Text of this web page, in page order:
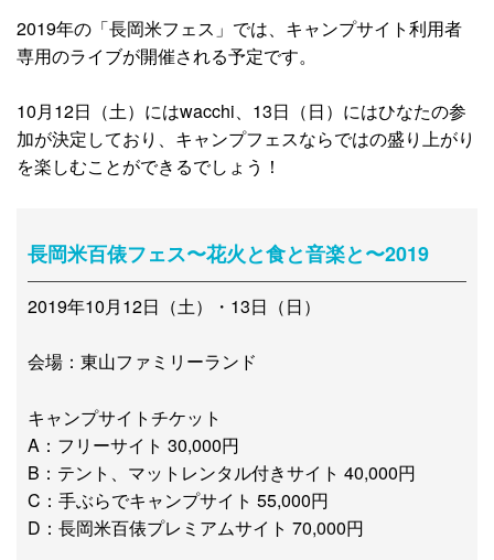
2019年の「長岡米フェス」では、キャンプサイト利用者
専用のライブが開催される予定です。
10月12日（土）にはwacchi、13日（日）にはひなたの参
加が決定しており、キャンプフェスならではの盛り上がり
を楽しむことができるでしょう！
長岡米百俵フェス〜花火と食と音楽と〜2019
2019年10月12日（土）・13日（日）
会場：東山ファミリーランド
キャンプサイトチケット
A：フリーサイト 30,000円
B：テント、マットレンタル付きサイト 40,000円
C：手ぶらでキャンプサイト 55,000円
D：長岡米百俵プレミアムサイト 70,000円